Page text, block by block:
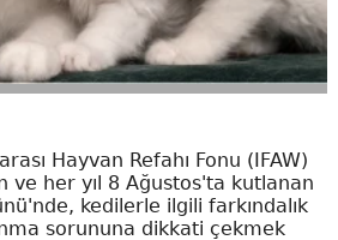
Hayvan Refahı Fonu (IFAW)
ve her yıl 8 Ağustos'ta kutlanan
kedilerle ilgili farkındalık
sorununa dikkati çekmek